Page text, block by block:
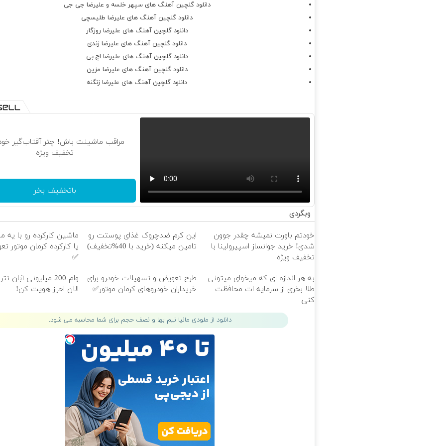
دانلود گلچین آهنگ های سپهر خلسه و علیرضا جی جی
دانلود گلچین آهنگ های علیرضا طلیسچی
دانلود گلچین آهنگ های علیرضا روزگار
دانلود گلچین آهنگ های علیرضا زندی
دانلود گلچین آهنگ های علیرضا اچ بی
دانلود گلچین آهنگ های علیرضا مزین
دانلود گلچین آهنگ های علیرضا زنگنه
مراقب ماشینت باش! چتر آفتاب‌گیر
تخفیف ویژه
باتخفیف بخر
وبگردی
خودتم باورت نمیشه چقدر جوون
شدی! خرید جوانساز اسپیرولینا با
تخفیف ویژه
این کرم ضدچروک غذای پوستت رو
تامین میکنه (خرید با 40%تخفیف)
ماشین کارکرده رو با
یا کارکرده کرمان موتور
✅
به هر اندازه ای که میخوای میتونی
طلا بخری از سرمایه ات محافظت
کنی
طرح تعویض و تسهیلات خودرو برای
خریداران خودروهای کرمان موتور✅
وام 200 میلیونی
الان احراز هویت کن!
دانلود از ملودی مانیا نیم بها و نصف حجم برای شما محاسبه می شود.